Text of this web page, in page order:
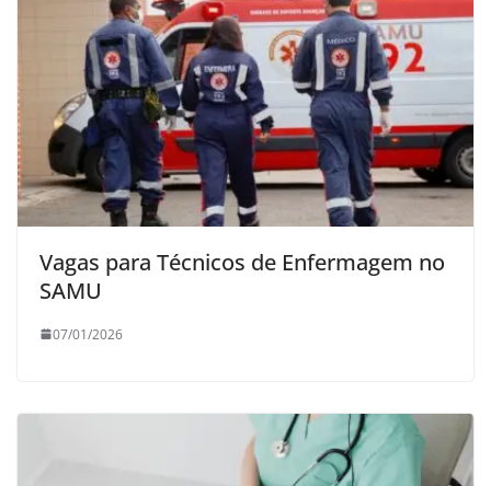
Vagas para Técnicos de Enfermagem no
SAMU
07/01/2026